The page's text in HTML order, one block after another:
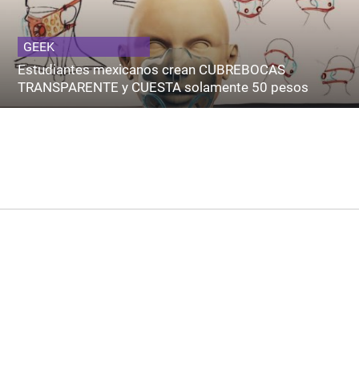
GEEK
Estudiantes mexicanos crean CUBREBOCAS
TRANSPARENTE y CUESTA solamente 50 pesos